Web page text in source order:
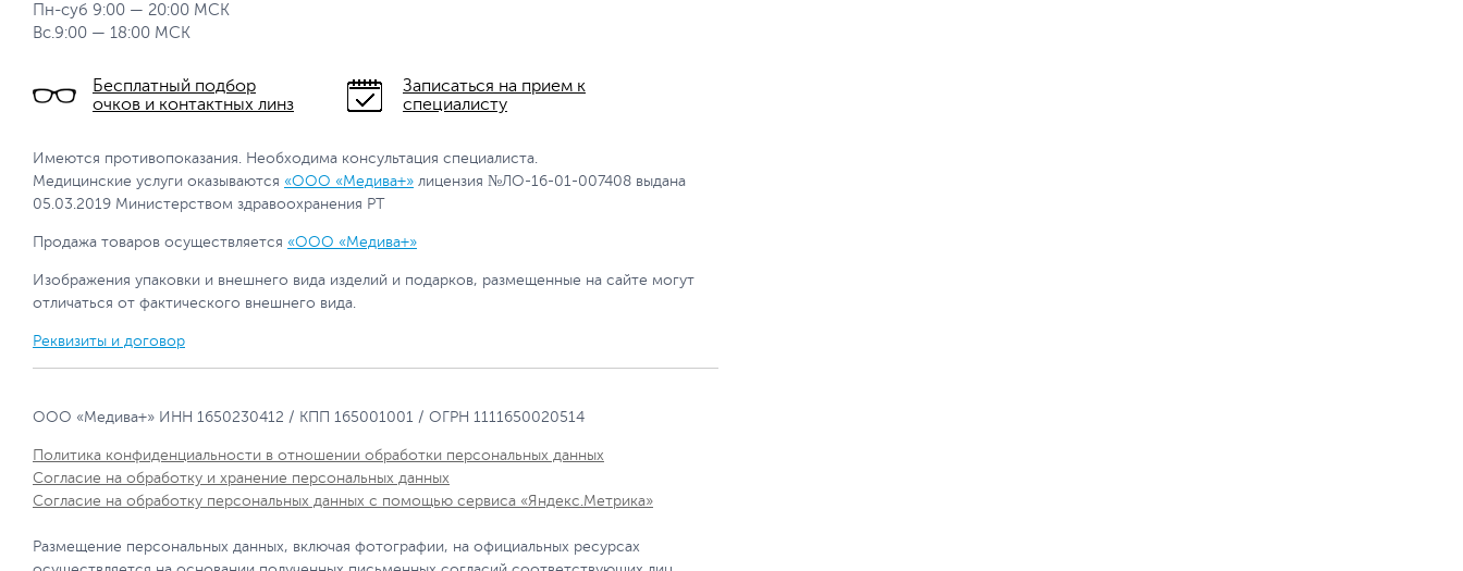
Пн-суб 9:00 — 20:00 МСК
Вс.9:00 — 18:00 МСК
Бесплатный подбор
очков и контактных линз
Записаться на прием к
специалисту
Имеются противопоказания. Необходима консультация специалиста.
Медицинские услуги оказываются «ООО «Медива+» лицензия №ЛО-16-01-007408 выдана
05.03.2019 Министерством здравоохранения РТ
Продажа товаров осуществляется «ООО «Медива+»
Изображения упаковки и внешнего вида изделий и подарков, размещенные на сайте могут
отличаться от фактического внешнего вида.
Реквизиты и договор
ООО «Медива+» ИНН 1650230412 / КПП 165001001 / ОГРН 1111650020514
Политика конфиденциальности в отношении обработки персональных данных
Согласие на обработку и хранение персональных данных
Согласие на обработку персональных данных с помощью сервиса «Яндекс.Метрика»
Размещение персональных данных, включая фотографии, на официальных ресурсах